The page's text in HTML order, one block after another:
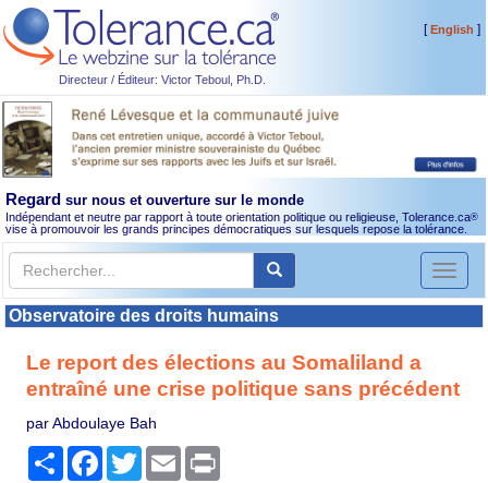
Directeur / Éditeur: Victor Teboul, Ph.D.
[English ]
Regard sur nous et ouverture sur le monde
Indépendant et neutre par rapport à toute orientation politique ou religieuse, Tolerance.ca®
vise à promouvoir les grands principes démocratiques sur lesquels repose la tolérance.
Toggle
Observatoire des droits humains
Le report des élections au Somaliland a
entraîné une crise politique sans précédent
par Abdoulaye Bah
PartagerFacebook
TwitterEmail